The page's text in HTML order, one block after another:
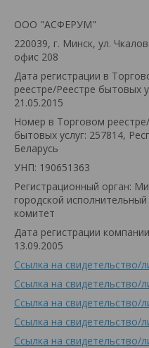
ООО "АСФЕРУМ"
220039, г. Минск, ул.
офис 208
Дата регистрации в
реестре/Реестре бытовых
21.05.2015
Номер в Торговом
бытовых услуг: 257814,
Беларусь
УНП: 190651363
Регистрационный орган:
городской исполнительный
комитет
Дата регистрации
13.09.2005
Ссылка на свидетельство/
Ссылка на свидетельство/
Ссылка на свидетельство/
Ссылка на свидетельство/
Ссылка на свидетельство/